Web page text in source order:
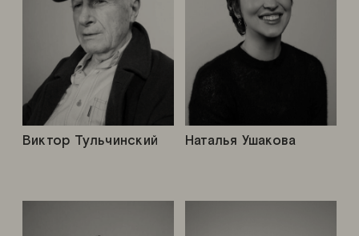
Виктор Тульчинский Наталья Ушакова